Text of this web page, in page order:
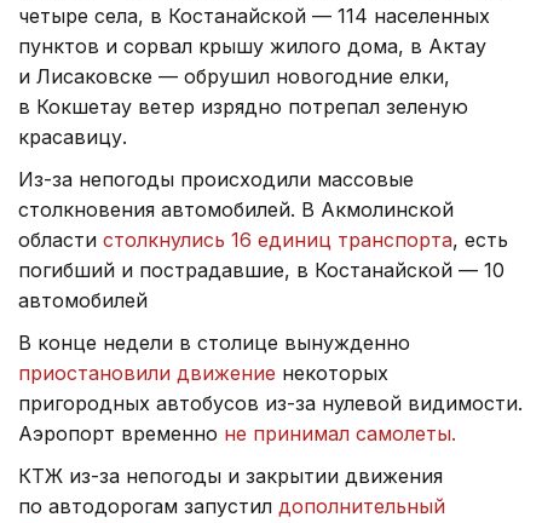
четыре села, в Костанайской — 114 населенных
пунктов и сорвал крышу жилого дома, в Актау
и Лисаковске — обрушил новогодние елки,
в Кокшетау ветер изрядно потрепал зеленую
красавицу.
Из-за непогоды происходили массовые
столкновения автомобилей. В Акмолинской
области столкнулись 16 единиц транспорта, есть
погибший и пострадавшие, в Костанайской — 10
автомобилей
В конце недели в столице вынужденно
приостановили движение некоторых
пригородных автобусов из-за нулевой видимости.
Аэропорт временно не принимал самолеты.
КТЖ из-за непогоды и закрытии движения
по автодорогам запустил дополнительный